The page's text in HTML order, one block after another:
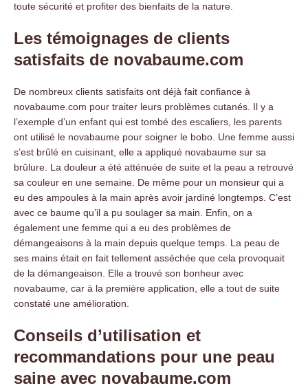
toute sécurité et profiter des bienfaits de la nature.
Les témoignages de clients
satisfaits de novabaume.com
De nombreux clients satisfaits ont déjà fait confiance à
novabaume.com pour traiter leurs problèmes cutanés. Il y a
l’exemple d’un enfant qui est tombé des escaliers, les parents
ont utilisé le novabaume pour soigner le bobo. Une femme aussi
s’est brûlé en cuisinant, elle a appliqué novabaume sur sa
brûlure. La douleur a été atténuée de suite et la peau a retrouvé
sa couleur en une semaine. De même pour un monsieur qui a
eu des ampoules à la main après avoir jardiné longtemps. C’est
avec ce baume qu’il a pu soulager sa main. Enfin, on a
également une femme qui a eu des problèmes de
démangeaisons à la main depuis quelque temps. La peau de
ses mains était en fait tellement asséchée que cela provoquait
de la démangeaison. Elle a trouvé son bonheur avec
novabaume, car à la première application, elle a tout de suite
constaté une amélioration.
Conseils d’utilisation et
recommandations pour une peau
saine avec novabaume.com